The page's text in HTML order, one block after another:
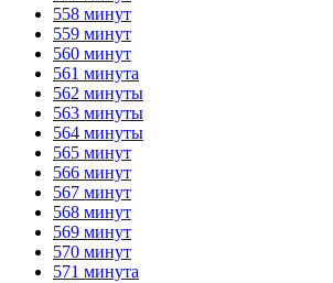
558 минут
559 минут
560 минут
561 минута
562 минуты
563 минуты
564 минуты
565 минут
566 минут
567 минут
568 минут
569 минут
570 минут
571 минута